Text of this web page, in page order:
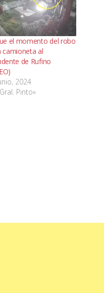
el momento del robo
camioneta al
de Rufino
2024
Pinto»